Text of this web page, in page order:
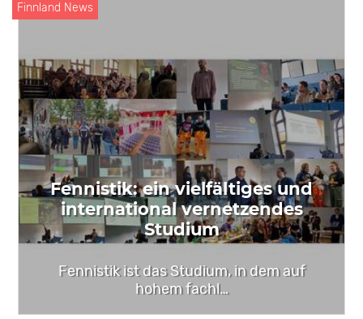
Finnland News
Fennistik: ein vielfältiges und
international vernetzendes
Studium
Fennistik ist das Studium, in dem auf
hohem fachl…